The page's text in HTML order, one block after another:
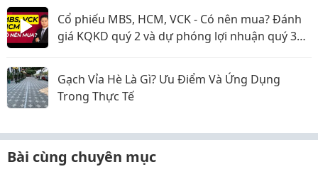
Cổ phiếu MBS, HCM, VCK - Có nên mua? Đánh
giá KQKD quý 2 và dự phóng lợi nhuận quý 3
Gạch Vỉa Hè Là Gì? Ưu Điểm Và Ứng Dụng
Trong Thực Tế
Bài cùng chuyên mục